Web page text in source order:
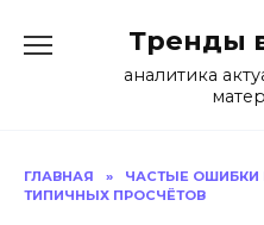
содержанию
Тренды
аналитика
ГЛАВНАЯ »
ЧАСТЫЕ ОШИБКИ
ТИПИЧНЫХ ПРОСЧЁТОВ